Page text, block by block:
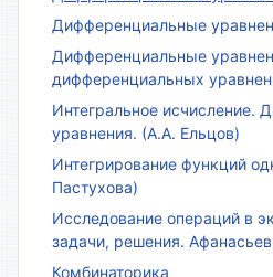
Дифференциальные
Дифференциальные
дифференциальных
Интегральное исчисление.
уравнения. (А.А. Ельцов)
Интегрирование функций
Пастухова)
Исследование операций в
задачи, решения.
Комбинаторика